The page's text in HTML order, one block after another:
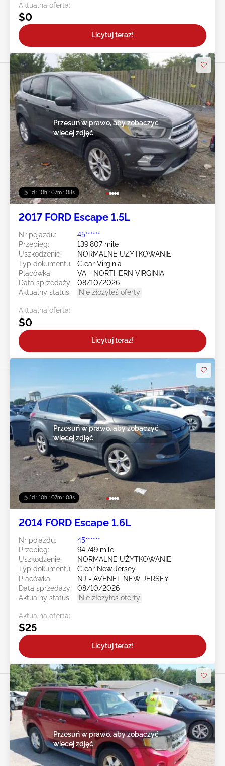
Aktualna oferta:
$0
Licytuj teraz!
1d : 10h : 07m : 05s
Przesuń w prawo, aby zobaczyć
więcej zdjęć
2017 FORD Escape 1.5L
Nr pojazdu:
45******
Przebieg:
139,807 mile
Uszkodzenie:
NORMALNE UŻYTKOWANIE
Typ dokumentu:
Clear Virginia
Placówka:
VA - NORTHERN VIRGINIA
Data sprzedaży:
08/10/2026
Aktualny status:
Nie złożyłeś oferty
Aktualna oferta:
$0
Licytuj teraz!
1d : 10h : 07m : 05s
Przesuń w prawo, aby zobaczyć
więcej zdjęć
2014 FORD Escape 1.6L
Nr pojazdu:
45******
Przebieg:
94,749 mile
Uszkodzenie:
NORMALNE UŻYTKOWANIE
Typ dokumentu:
Clear New Jersey
Placówka:
NJ - AVENEL NEW JERSEY
Data sprzedaży:
08/10/2026
Aktualny status:
Nie złożyłeś oferty
Aktualna oferta:
$25
Licytuj teraz!
Przesuń w prawo, aby zobaczyć
więcej zdjęć